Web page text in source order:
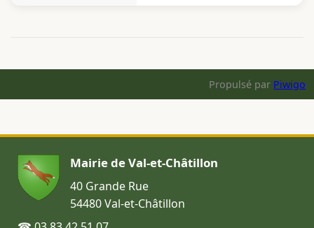
Propulsé par Piwigo
Mairie de Val-et-Châtillon
40 Grande Rue
54480 Val-et-Châtillon